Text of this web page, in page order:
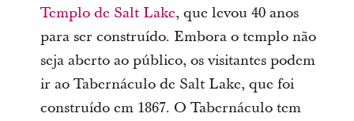
Templo de Salt Lake, que levou 40 anos
para ser construído. Embora o templo não
seja aberto ao público, os visitantes podem
ir ao Tabernáculo de Salt Lake, que foi
construído em 1867. O Tabernáculo tem